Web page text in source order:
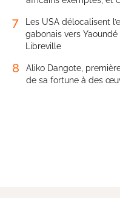
7
Les USA délocalisent
gabonais vers
Libreville
8
Aliko Dangote,
de sa fortune à des